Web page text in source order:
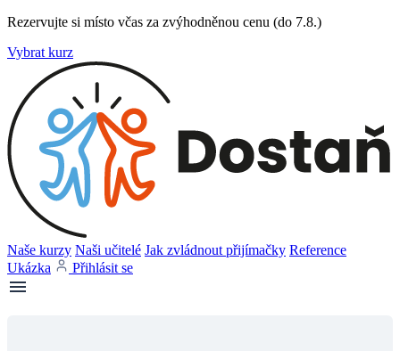
Rezervujte si místo včas za zvýhodněnou cenu (do 7.8.)
Vybrat kurz
Naše kurzy Naši učitelé Jak zvládnout přijímačky Reference
Ukázka
Přihlásit se